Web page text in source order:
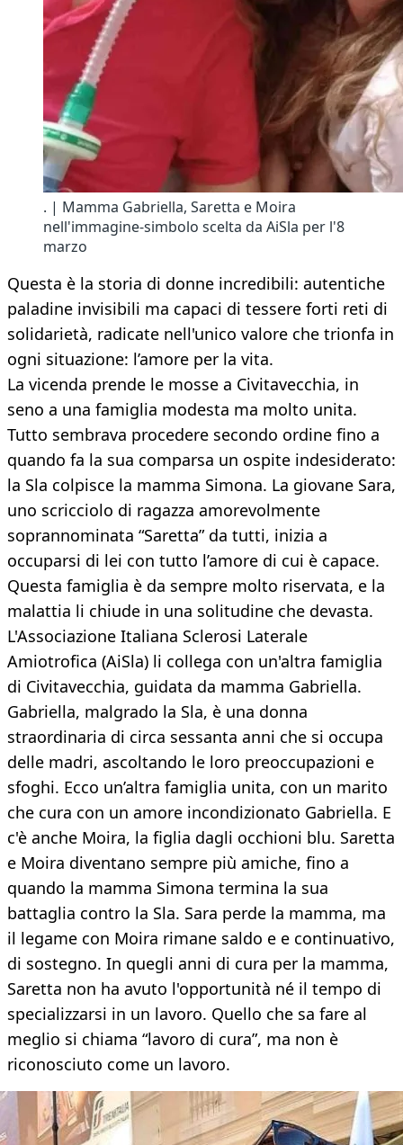
. | Mamma Gabriella, Saretta e Moira
nell'immagine-simbolo scelta da AiSla per l'8
marzo
Questa è la storia di donne incredibili: autentiche
paladine invisibili ma capaci di tessere forti reti di
solidarietà, radicate nell'unico valore che trionfa in
ogni situazione: l’amore per la vita.
La vicenda prende le mosse a Civitavecchia, in
seno a una famiglia modesta ma molto unita.
Tutto sembrava procedere secondo ordine fino a
quando fa la sua comparsa un ospite indesiderato:
la Sla colpisce la mamma Simona. La giovane Sara,
uno scricciolo di ragazza amorevolmente
soprannominata “Saretta” da tutti, inizia a
occuparsi di lei con tutto l’amore di cui è capace.
Questa famiglia è da sempre molto riservata, e la
malattia li chiude in una solitudine che devasta.
L'Associazione Italiana Sclerosi Laterale
Amiotrofica (AiSla) li collega con un'altra famiglia
di Civitavecchia, guidata da mamma Gabriella.
Gabriella, malgrado la Sla, è una donna
straordinaria di circa sessanta anni che si occupa
delle madri, ascoltando le loro preoccupazioni e
sfoghi. Ecco un’altra famiglia unita, con un marito
che cura con un amore incondizionato Gabriella. E
c'è anche Moira, la figlia dagli occhioni blu. Saretta
e Moira diventano sempre più amiche, fino a
quando la mamma Simona termina la sua
battaglia contro la Sla. Sara perde la mamma, ma
il legame con Moira rimane saldo e e continuativo,
di sostegno. In quegli anni di cura per la mamma,
Saretta non ha avuto l'opportunità né il tempo di
specializzarsi in un lavoro. Quello che sa fare al
meglio si chiama “lavoro di cura”, ma non è
riconosciuto come un lavoro.